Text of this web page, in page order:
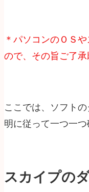
＊パソコンのＯＳ
ので、その旨ご了承
ここでは、ソフト
明に従って一つ一
スカイプの